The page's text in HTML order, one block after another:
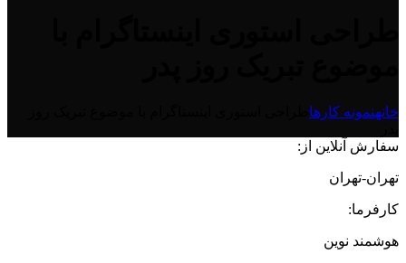
خانهنمونه کارها
سفارش آنلاین از:
تهران-تهران
کارفرما:
هوشمند نوین